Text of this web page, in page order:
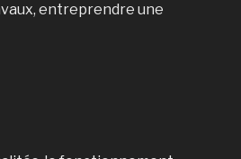
entreprendre une